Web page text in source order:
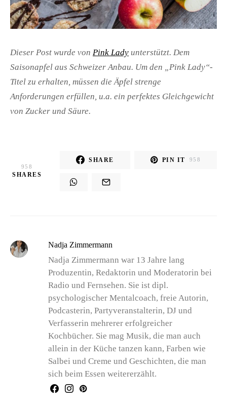
Dieser Post wurde von Pink Lady unterstützt. Dem
Saisonapfel aus Schweizer Anbau. Um den „Pink Lady“-
Titel zu erhalten, müssen die Äpfel strenge
Anforderungen erfüllen, u.a. ein perfektes Gleichgewicht
von Zucker und Säure.
958
SHARES
SHARE PIN IT 958
Nadja Zimmermann
Nadja Zimmermann war 13 Jahre lang
Produzentin, Redaktorin und Moderatorin bei
Radio und Fernsehen. Sie ist dipl.
psychologischer Mentalcoach, freie Autorin,
Podcasterin, Partyveranstalterin, DJ und
Verfasserin mehrerer erfolgreicher
Kochbücher. Sie mag Musik, die man auch
allein in der Küche tanzen kann, Farben wie
Salbei und Creme und Geschichten, die man
sich beim Essen weitererzählt.